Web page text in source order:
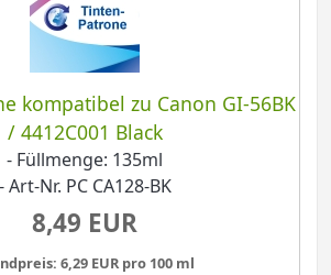
kompatibel zu Canon GI-56BK
/ 4412C001 Black
- Füllmenge: 135ml
- Art-Nr. PC CA128-BK
8,49 EUR
6,29 EUR pro 100 ml